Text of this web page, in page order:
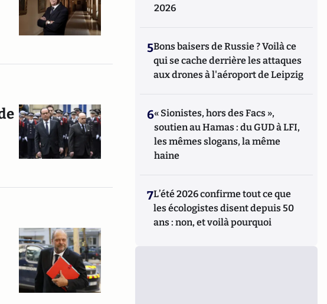
2026
5Bons baisers de Russie ? Voilà ce
qui se cache derrière les attaques
aux drones à l'aéroport de Leipzig
6« Sionistes, hors des Facs »,
soutien au Hamas : du GUD à LFI,
les mêmes slogans, la même
haine
7L’été 2026 confirme tout ce que
les écologistes disent depuis 50
ans : non, et voilà pourquoi